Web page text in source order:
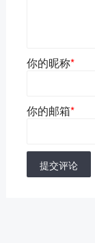
你的昵称*
你的邮箱*
提交评论